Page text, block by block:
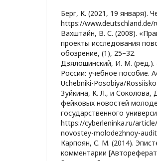
Берг, К. (2021, 19 января).
https://
Вахштайн, В. С. (2008).
проекты исследования
обозрение, (1), 25–32.
Дзялошинский, И. М. (ред.).
России: учебное пособие.
Uchebniki-Posobiya/
Зуйкина, К. Л., и Соколова,
фейковых новостей
государственного
https://cyberleninka.ru/
novostey-molodezhnoy-
Карпоян, С. М. (2014).
комментарии